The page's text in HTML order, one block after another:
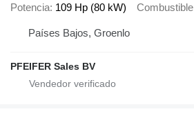
Potencia 109 Hp (80 kW) Combustible
Países Bajos, Groenlo
PFEIFER Sales BV